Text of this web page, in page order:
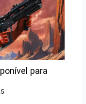
para